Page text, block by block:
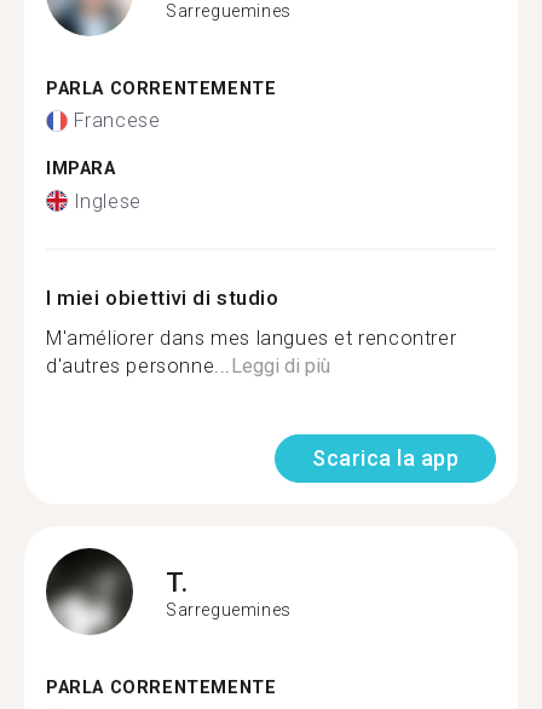
Sarreguemines
PARLA CORRENTEMENTE
Francese
IMPARA
Inglese
I miei obiettivi di studio
M'améliorer dans mes langues et rencontrer
d'autres personne... Leggi di più
Scarica la app
T.
Sarreguemines
PARLA CORRENTEMENTE